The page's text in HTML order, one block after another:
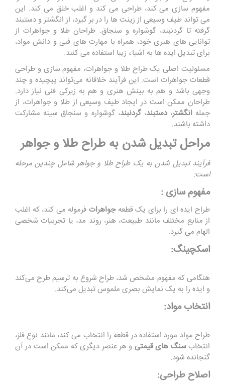
مفهوم سازی می کند، طراحی می کند و اغلب خلق می کند. این
می تواند طیف وسیعی از زینت ها را در بر گیرد، از انگشتر و دستبند
گرفته تا گردنبند، گوشواره و سنجاق. طراحان طلا و جواهرات از
توانایی های هنری خود، همراه با مهارت های فنی و دانش مواد،
برای تبدیل ایده ها به اشیاء زیبا استفاده می کنند.
مسئولیت اصلی یک طراح طلا و جواهرات، مفهوم سازی و طراحی
قطعات جواهرات است. این فرآیند خلاقانه می‌تواند پیچیده و چند
وجهی باشد و هم به بینش هنری و هم به زیرکی فنی نیاز دارد.
طراحان ممکن است در ایجاد طیف وسیعی از طلا و جواهرات، از
جملهانگشتر،دستبند،گردنبند، گوشواره و سنجاق سینه مشارکت
داشته باشند.
مراحل تبدیل شدن به طراح طلا و جواهر
فرآیند تبدیل شدن به یک طراح طلا و جواهر شامل چندین مرحله
است:
مفهوم سازی :
طراح ایده ای را برای یک قطعهجواهرات فرموله می کند، که اغلب
از منابع مختلف مانند طبیعت، هنر، روند مد، یا تجربیات شخصی
الهام می گیرد.
اسکچینگ:
هنگامی که مفهوم مشخص شد، طراح شروع به ترسیم طرح می‌کند
و ایده را به یک نمایش بصری ملموس تبدیل می‌کند.
انتخاب مواد:
طراح مواد مورد استفاده در قطعه را انتخاب می کند، مانند نوع فلز،
انتخابسنگ های قیمتی و هر عنصر دیگری که ممکن است در آن
گنجانده شود.
اصلاح طراحی: